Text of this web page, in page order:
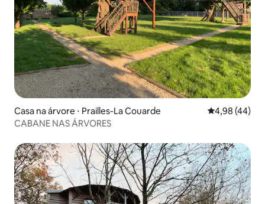
Casa na árvore ⋅ Prailles-La Couarde 4,98 de uma
4,98 (44)
CABANE NAS ÁRVORES